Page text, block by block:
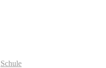
Schule